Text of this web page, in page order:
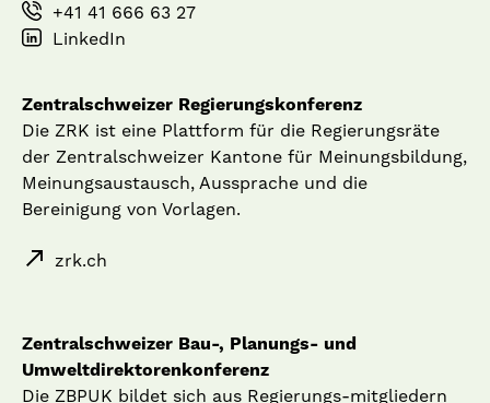
+41 41 666 63 27
LinkedIn
Zentralschweizer Regierungskonferenz
Die ZRK ist eine Plattform für die Regierungsräte
der Zentralschweizer Kantone für Meinungsbildung,
Meinungsaustausch, Aussprache und die
Bereinigung von Vorlagen.
zrk.ch
Zentralschweizer Bau-, Planungs- und
Umweltdirektorenkonferenz
Die ZBPUK bildet sich aus Regierungs-mitgliedern